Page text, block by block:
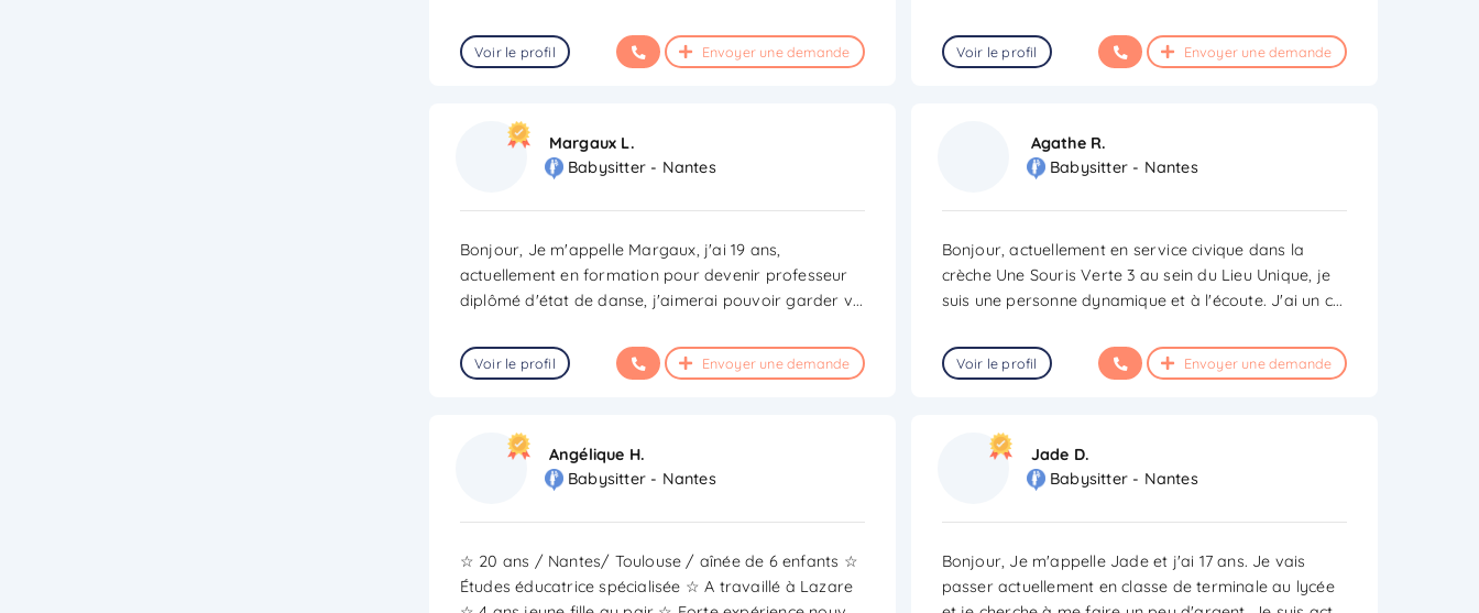
Voir le profil Envoyer une demande Voir le profil Envoyer une demande
Margaux L.
Babysitter - Nantes
Bonjour, Je m'appelle Margaux, j'ai 19 ans,
actuellement en formation pour devenir professeur
diplômé d'état de danse, j'aimerai pouvoir garder v...
Voir le profil Envoyer une demande
Agathe R.
Babysitter - Nantes
Bonjour, actuellement en service civique dans la
crèche Une Souris Verte 3 au sein du Lieu Unique, je
suis une personne dynamique et à l'écoute. J'ai un c...
Voir le profil Envoyer une demande
Angélique H.
Babysitter - Nantes
☆ 20 ans / Nantes/ Toulouse / aînée de 6 enfants ☆
Études éducatrice spécialisée ☆ A travaillé à Lazare
Jade D.
Babysitter - Nantes
Bonjour, Je m'appelle Jade et j'ai 17 ans. Je vais
passer actuellement en classe de terminale au lycée